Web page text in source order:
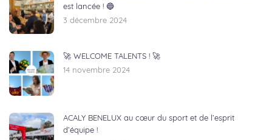
est lancée ! 🔵
3 décembre 2024
🚀 WELCOME TALENTS ! 🚀
14 novembre 2024
ACALY BENELUX au cœur du sport et de l’esprit
d’équipe !